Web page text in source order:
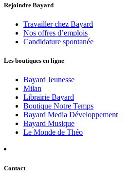
Rejoindre Bayard
Travailler chez Bayard
Nos offres d’emplois
Candidature spontanée
Les boutiques en ligne
Bayard Jeunesse
Milan
Librairie Bayard
Boutique Notre Temps
Bayard Media Développement
Bayard Musique
Le Monde de Théo
Contact